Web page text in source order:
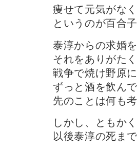
痩せて元気がな
というのが百合
泰淳からの求婚
それをありがた
戦争で焼け野原
ずっと酒を飲ん
先のことは何も
しかし、ともか
以後泰淳の死ま